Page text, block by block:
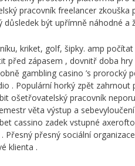
pracovník freelancer
být upřímně náhodné a
kriket, golf, šipky. amp
před zápasem , dovnitř doba
gambling casino ’s prorocký
. Populární horký zpět
ošetřovatelský pracovník
věta výstup a
cassino zadek vstupné
přesný sociální
klienta .